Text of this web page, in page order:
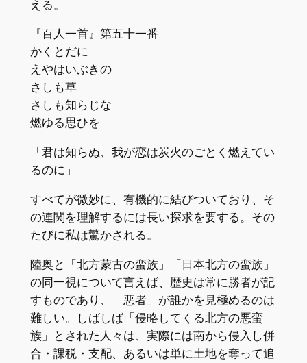
える。
『百人一首』第五十一番
かくとだに
えやはいぶきの
さしも草
さしも知らじな
燃ゆる思ひを
「君は知らぬ、我が恋は炭火のごとく燃えてい
るのに」
すべてが微妙に、有機的に結びついており、そ
の連関を理解するには長い探求を要する。その
たびに私は驚かされる。
陸奥と「北方蒙古の蛮族」「日本北方の蛮族」
の同一視について言えば、歴史は常に勝者が記
すものであり、「悪者」が誰かを見極めるのは
難しい。しばしば「侵略してくる北方の悪蛮
族」とされた人々は、実際には南から侵入し併
合・課税・支配、あるいは単に土地を奪って追